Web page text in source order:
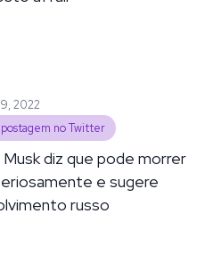
2022
no Twitter
Musk diz que pode morrer
e sugere
russo